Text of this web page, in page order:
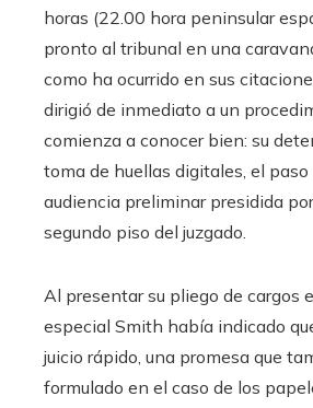
horas (22.00 hora peninsular
pronto al tribunal en una
como ha ocurrido en sus
dirigió de inmediato a un
comienza a conocer bien: su
toma de huellas digitales, el
audiencia preliminar presidida
segundo piso del juzgado.
Al presentar su pliego de cargos
especial Smith había indicado
juicio rápido, una promesa que
formulado en el caso de los